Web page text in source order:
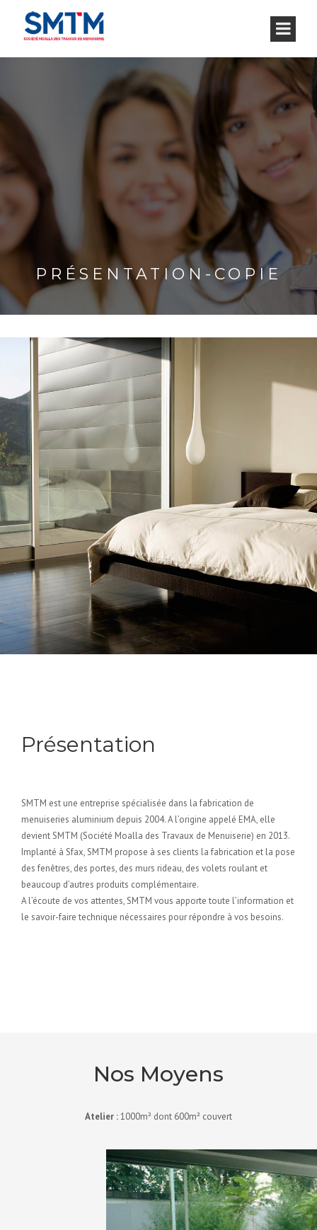
PRÉSENTATION-COPIE
Présentation
SMTM est une entreprise spécialisée dans la fabrication de
menuiseries aluminium depuis 2004. A l’origine appelé EMA, elle
devient SMTM (Société Moalla des Travaux de Menuiserie) en 2013.
Implanté à Sfax, SMTM propose à ses clients la fabrication et la pose
des fenêtres, des portes, des murs rideau, des volets roulant et
beaucoup d’autres produits complémentaire.
A l’écoute de vos attentes, SMTM vous apporte toute l’information et
le savoir-faire technique nécessaires pour répondre à vos besoins.
Nos Moyens
Atelier :1000m² dont 600m² couvert